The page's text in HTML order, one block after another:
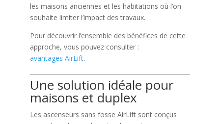
les maisons anciennes et les habitations où l’on
souhaite limiter l’impact des travaux.
Pour découvrir l’ensemble des bénéfices de cette
approche, vous pouvez consulter :
avantages AirLift.
Une solution idéale pour
maisons et duplex
Les ascenseurs sans fosse AirLift sont conçus